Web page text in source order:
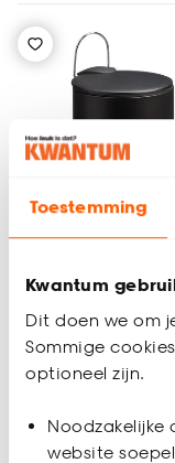
Toestemming
Kwantum
Dit doen we om
Sommige
optioneel zijn.
Noodzakelijke
website
Pedaalemmer
Liter Zwart
11.
-